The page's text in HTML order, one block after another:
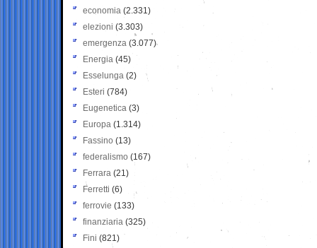
economia (2.331)
elezioni (3.303)
emergenza (3.077)
Energia (45)
Esselunga (2)
Esteri (784)
Eugenetica (3)
Europa (1.314)
Fassino (13)
federalismo (167)
Ferrara (21)
Ferretti (6)
ferrovie (133)
finanziaria (325)
Fini (821)